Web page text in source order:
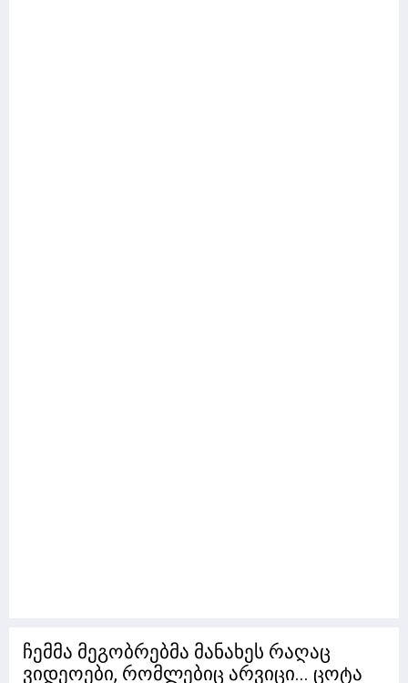
ჩემმა მეგობრებმა მანახეს რაღაც
ვიდეოები, რომლებიც არვიცი... ცოტა